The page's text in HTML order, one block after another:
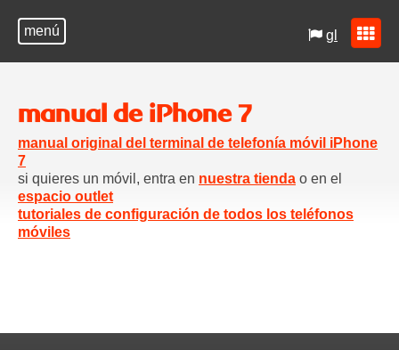
menú gl
manual de iPhone 7
manual original del terminal de telefonía móvil iPhone
7
si quieres un móvil, entra en nuestra tienda o en el
espacio outlet
tutoriales de configuración de todos los teléfonos
móviles